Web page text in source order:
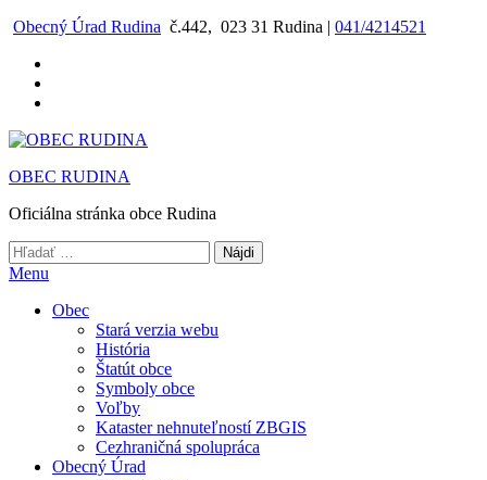
Preskočiť
obsah
Obecný Úrad Rudina č.442, 023 31 Rudina | 041/4214521
OBEC RUDINA
Oficiálna stránka obce Rudina
Hľadať:
Menu
Obec
Stará verzia webu
História
Štatút obce
Symboly obce
Voľby
Kataster nehnuteľností ZBGIS
Cezhraničná spolupráca
Obecný Úrad